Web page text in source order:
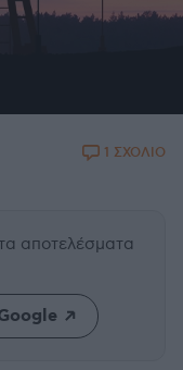
1 ΣΧΟΛΙΟ
αποτελέσματα